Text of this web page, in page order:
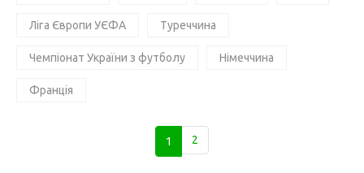
Ліга Європи УЄФА Туреччина
Чемпіонат України з футболу Німеччина
Франція
1 2